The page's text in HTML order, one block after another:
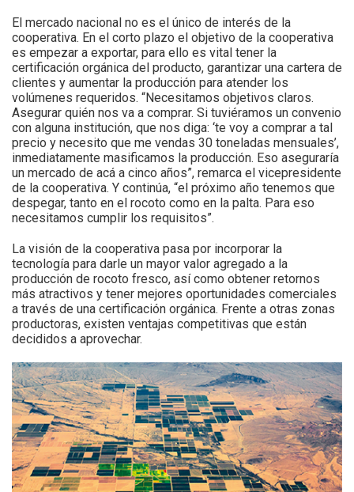
El mercado nacional no es el único de interés de la
cooperativa. En el corto plazo el objetivo de la cooperativa
es empezar a exportar, para ello es vital tener la
certificación orgánica del producto, garantizar una cartera de
clientes y aumentar la producción para atender los
volúmenes requeridos. “Necesitamos objetivos claros.
Asegurar quién nos va a comprar. Si tuviéramos un convenio
con alguna institución, que nos diga: ‘te voy a comprar a tal
precio y necesito que me vendas 30 toneladas mensuales’,
inmediatamente masificamos la producción. Eso aseguraría
un mercado de acá a cinco años”, remarca el vicepresidente
de la cooperativa. Y continúa, “el próximo año tenemos que
despegar, tanto en el rocoto como en la palta. Para eso
necesitamos cumplir los requisitos”.
La visión de la cooperativa pasa por incorporar la
tecnología para darle un mayor valor agregado a la
producción de rocoto fresco, así como obtener retornos
más atractivos y tener mejores oportunidades comerciales
a través de una certificación orgánica. Frente a otras zonas
productoras, existen ventajas competitivas que están
decididos a aprovechar.